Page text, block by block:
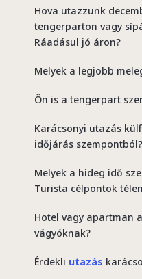
Hova utazzunk
tengerparton vagy
Ráadásul jó áron?
Melyek a legjobb
Ön is a tengerpart
Karácsonyi utazás
időjárás szempontból?
Melyek a hideg idő
Turista célpontok
Hotel vagy apartman
vágyóknak?
Érdekli utazás